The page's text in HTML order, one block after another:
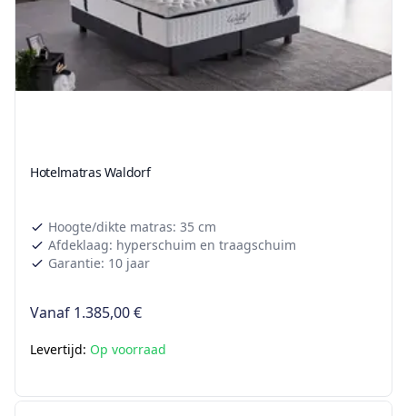
Hotelmatras Waldorf
Hoogte/dikte matras: 35 cm
Afdeklaag: hyperschuim en traagschuim
Garantie: 10 jaar
Vanaf 1.385,00 €
Levertijd: Op voorraad